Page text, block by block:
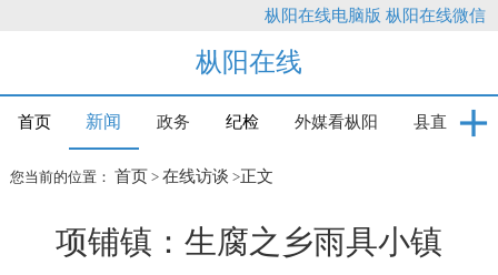
枞阳在线电脑版 枞阳在线微信
枞阳在线
首页 新闻 政务 纪检 外媒看枞阳 县直
您当前的位置： 首页 > 在线访谈 >正文
项铺镇：生腐之乡雨具小镇